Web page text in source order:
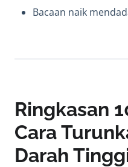
Bacaan naik
Ringkasan
Cara
Darah